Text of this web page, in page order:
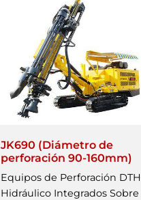
JK690 (Diámetro de
perforación 90-160mm)
Equipos de Perforación DTH
Hidráulico Integrados Sobre